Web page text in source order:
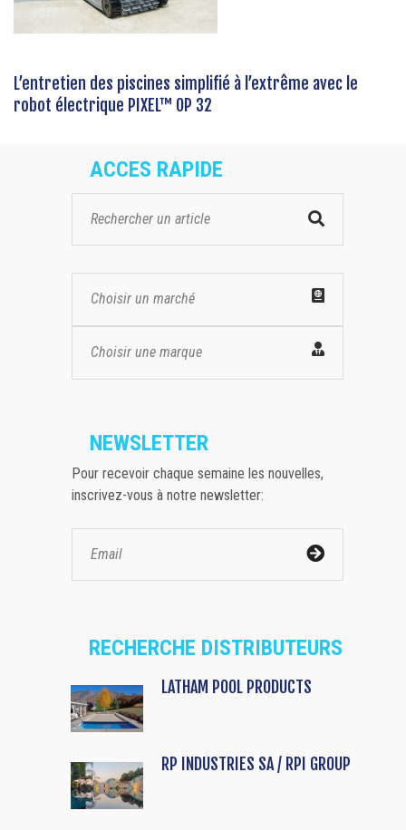
L’entretien des piscines simplifié à l’extrême avec le
robot électrique PIXEL™ OP 32
ACCES RAPIDE
Choisir un marché
Choisir une marque
NEWSLETTER
Pour recevoir chaque semaine les nouvelles,
inscrivez-vous à notre newsletter:
RECHERCHE DISTRIBUTEURS
LATHAM POOL PRODUCTS
RP INDUSTRIES SA / RPI GROUP